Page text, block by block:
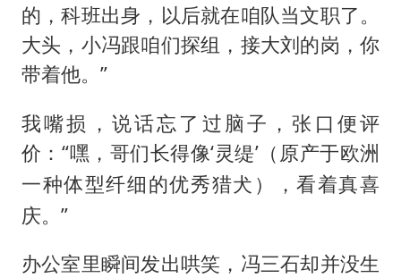
商场现钱学森巨幅海报 负责人回应
几元成本的AI广告导致千万市值蒸发
购飞机票7分钟后退票被扣2022元
乐享全民健身 共筑健康中国
的，科班出身，以后就在咱队当文职了。
大头，小冯跟咱们探组，接大刘的岗，你
带着他。”
我嘴损，说话忘了过脑子，张口便评
价：“嘿，哥们长得像‘灵缇’（ 原产于欧洲
一种体型纤细的优秀猎犬 ），看着真喜
庆。”
办公室里瞬间发出哄笑，冯三石却并没生